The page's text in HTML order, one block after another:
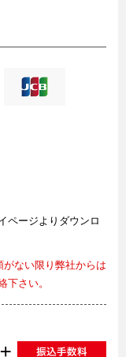
ページよりダウンロ
ない限り弊社からは
下さい。